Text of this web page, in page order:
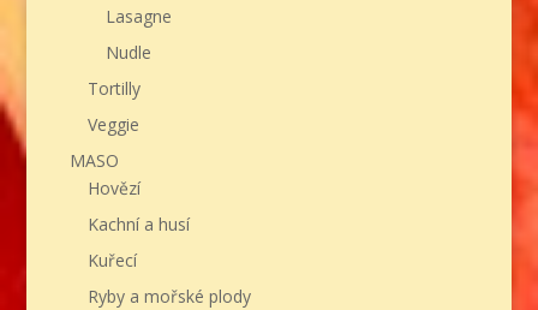
Lasagne
Nudle
Tortilly
Veggie
MASO
Hovězí
Kachní a husí
Kuřecí
Ryby a mořské plody